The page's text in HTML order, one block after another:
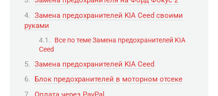
Замена предохранителей KIA Ceed своими
руками
Все по теме Замена предохранителей KIA
Ceed
Замена предохранителей KIA Ceed
Блок предохранителей в моторном отсеке